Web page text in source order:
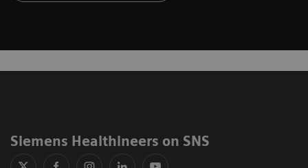
Siemens Healthineers on SNS